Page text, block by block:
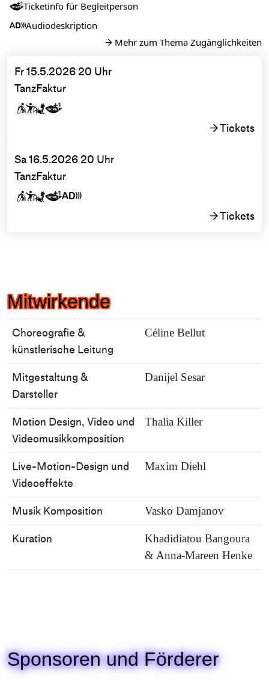
Ticketinfo für Begleitperson
Audiodeskription
→ Mehr zum Thema Zugänglichkeiten
Fr 15.5.2026 20 Uhr
TanzFaktur

→Tickets
Sa 16.5.2026 20 Uhr
TanzFaktur

→Tickets
Mitwirkende
Choreografie &
künstlerische Leitung
Céline Bellut
Mitgestaltung &
Darsteller
Danijel Sesar
Motion Design, Video und
Videomusikkomposition
Thalia Killer
Live-Motion-Design und
Videoeffekte
Maxim Diehl
Musik Komposition Vasko Damjanov
Kuration
Khadidiatou Bangoura
& Anna-Mareen Henke
Sponsoren und Förderer